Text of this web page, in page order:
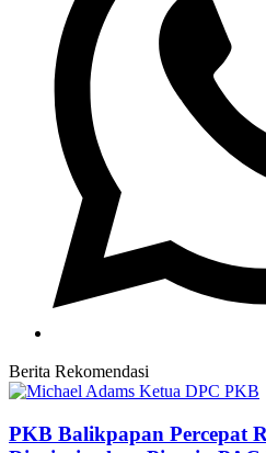
Berita Rekomendasi
PKB Balikpapan Percepat